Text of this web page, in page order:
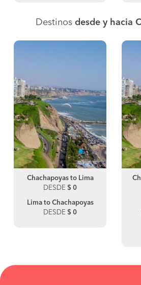
Destinos desde y hacia
Chachapoyas to Lima
DESDE $ 0
Lima to Chachapoyas
DESDE $ 0